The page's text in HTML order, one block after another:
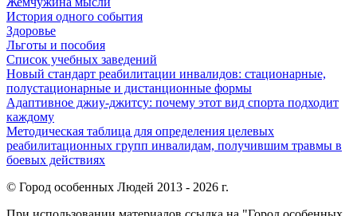
История одного события
Здоровье
Льготы и пособия
Список учебных заведений
Новый стандарт реабилитации инвалидов: стационарные,
полустационарные и дистанционные формы
Адаптивное джиу-джитсу: почему этот вид спорта подходит
каждому
Методическая таблица для определения целевых
реабилитационных групп инвалидам, получившим травмы в
боевых действиях
© Город особенных Людей 2013 - 2026 г.